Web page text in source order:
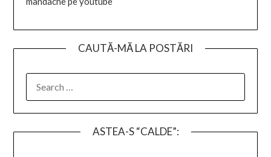
CAUTĂ-MĂ LA POSTĂRI
FOR:
ASTEA-S “CALDE”: